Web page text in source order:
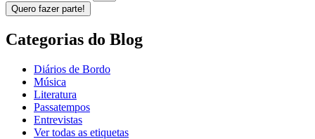
Quero fazer parte!
Categorias do Blog
Diários de Bordo
Música
Literatura
Passatempos
Entrevistas
Ver todas as etiquetas